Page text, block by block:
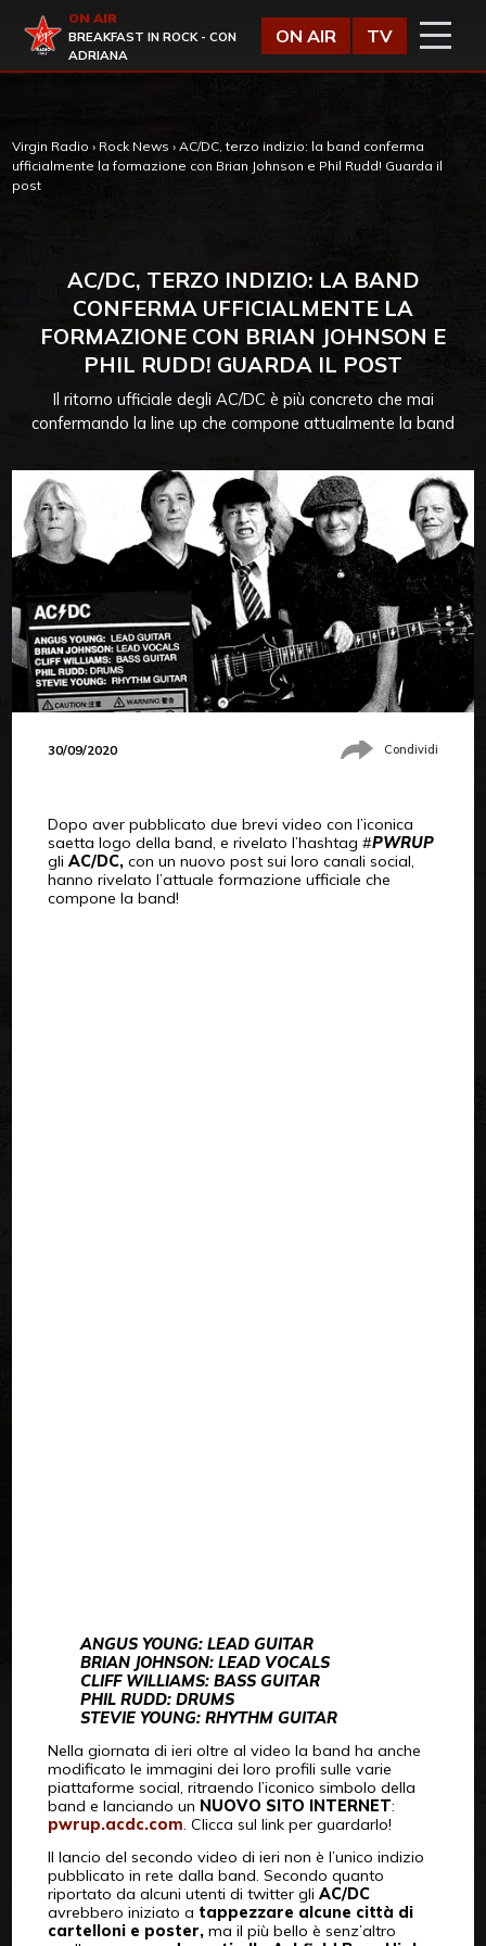
Virgin Radio
ON AIR
BREAKFAST IN ROCK - CON
ADRIANA
ON AIR TV
Virgin Radio › Rock News › AC/DC, terzo indizio: la band conferma
ufficialmente la formazione con Brian Johnson e Phil Rudd! Guarda il
post
AC/DC, TERZO INDIZIO: LA BAND
CONFERMA UFFICIALMENTE LA
FORMAZIONE CON BRIAN JOHNSON E
PHIL RUDD! GUARDA IL POST
Il ritorno ufficiale degli AC/DC è più concreto che mai
confermando la line up che compone attualmente la band
30/09/2020 Condividi
Dopo aver pubblicato due brevi video con l’iconica
saetta logo della band, e rivelato l’hashtag #PWRUP
gli AC/DC,con un nuovo post sui loro canali social,
hanno rivelato l’attuale formazione ufficiale che
compone la band!
ANGUS YOUNG: LEAD GUITAR
BRIAN JOHNSON: LEAD VOCALS
CLIFF WILLIAMS: BASS GUITAR
PHIL RUDD: DRUMS
STEVIE YOUNG: RHYTHM GUITAR
Nella giornata di ieri oltre al video la band ha anche
modificato le immagini dei loro profili sulle varie
piattaforme social, ritraendo l’iconico simbolo della
band e lanciando un NUOVO SITO INTERNET:
pwrup.acdc.com. Clicca sul link per guardarlo!
Il lancio del secondo video di ieri non è l’unico indizio
pubblicato in rete dalla band. Secondo quanto
riportato da alcuni utenti di twitter gli AC/DC
avrebbero iniziato a tappezzare alcune città di
cartelloni e poster,ma il più bello è senz’altro